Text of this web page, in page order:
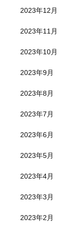
2023年12月
2023年11月
2023年10月
2023年9月
2023年8月
2023年7月
2023年6月
2023年5月
2023年4月
2023年3月
2023年2月